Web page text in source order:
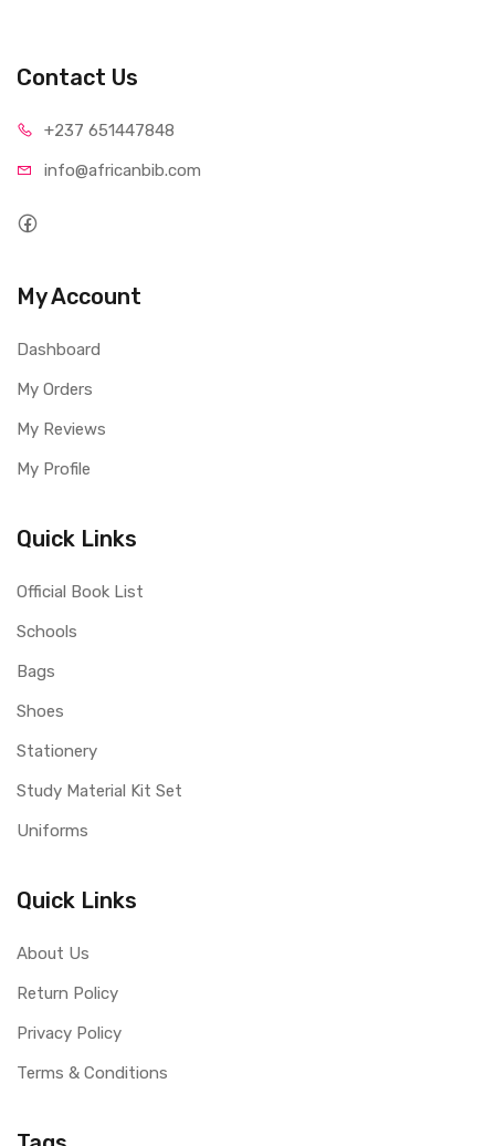
Contact Us
+237 651447848
info@africanbib.com
My Account
Dashboard
My Orders
My Reviews
My Profile
Quick Links
Official Book List
Schools
Bags
Shoes
Stationery
Study Material Kit Set
Uniforms
Quick Links
About Us
Return Policy
Privacy Policy
Terms & Conditions